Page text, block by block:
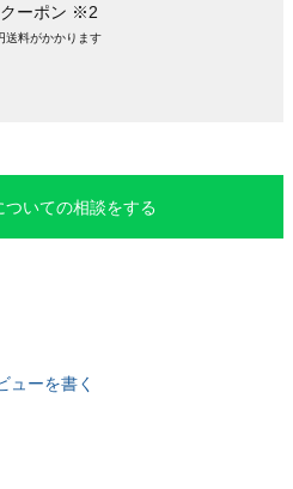
ーポン ※2
料がかかります
ついての相談をする
ューを書く